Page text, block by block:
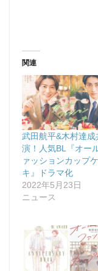
関連
武田航平&木村達成
演！人気BL『オー
ァッションカップ
キ』ドラマ化
2022年5月23日
ニュース